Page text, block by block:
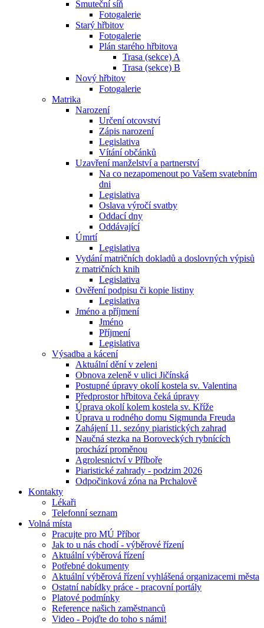
Smuteční síň
Fotogalerie
Starý hřbitov
Fotogalerie
Plán starého hřbitova
Trasa (sekce) A
Trasa (sekce) B
Nový hřbitov
Fotogalerie
Matrika
Narození
Určení otcovství
Zápis narození
Legislativa
Vítání občánků
Uzavření manželství a partnerství
Na co nezapomenout po Vašem svatebním
dni
Legislativa
Oslava výročí svatby
Oddací dny
Oddávající
Úmrtí
Legislativa
Vydání matričních dokladů a doslovných výpisů
z matričních knih
Legislativa
Ověření podpisu či kopie listiny
Legislativa
Jméno a příjmení
Jméno
Příjmení
Legislativa
Výsadba a kácení
Aktuální dění v zeleni
Obnova zeleně v ulici Jičínská
Postupné úpravy okolí kostela sv. Valentina
Předprostor hřbitova čeká úpravy
Úprava okolí kolem kostela sv. Kříže
Úprava u rodného domu Sigmunda Freuda
Zahájení 11. sezóny piaristických zahrad
Naučná stezka na Boroveckých rybnících
prochází proměnou
Agrolesnictví v Příboře
Piaristické zahrady - podzim 2026
Odpočinková zóna na Prchalově
Kontakty
Lékaři
Telefonní seznam
Volná místa
Pracujte pro MÚ Příbor
Jak to u nás chodí - výběrové řízení
Aktuální výběrová řízení
Potřebné dokumenty
Aktuální výběrová řízení vyhlášená organizacemi města
Ostatní nabídky práce - pracovní portály
Platové podmínky
Reference našich zaměstnanců
Video - Pojďte do toho s námi!